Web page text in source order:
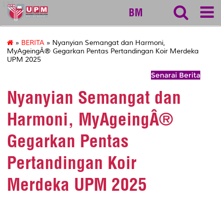
127
BM
» BERITA » Nyanyian Semangat dan Harmoni,
MyAgeingÂ® Gegarkan Pentas Pertandingan Koir Merdeka
UPM 2025
Senarai Berita
Nyanyian Semangat dan
Harmoni, MyAgeingÂ®
Gegarkan Pentas
Pertandingan Koir
Merdeka UPM 2025